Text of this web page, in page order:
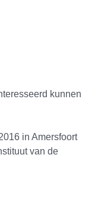
kunnen
in Amersfoort
van de